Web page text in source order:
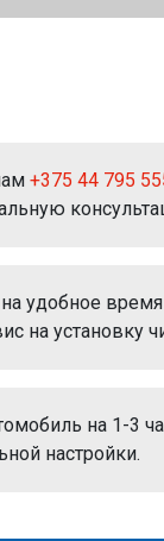
+375 44 795
удобное
на установку
на 1-3
настройки.